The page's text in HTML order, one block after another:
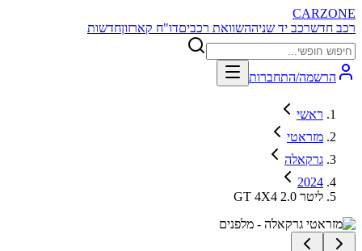
CARZONE
רכב חדשרכב יד שניההשוואת רכביםדו"ח קארזוןחדשות
הרשמה/התחברות
ראשי
מזראטי
גרקאלה
2024
GT 4X4 2.0 ליטר